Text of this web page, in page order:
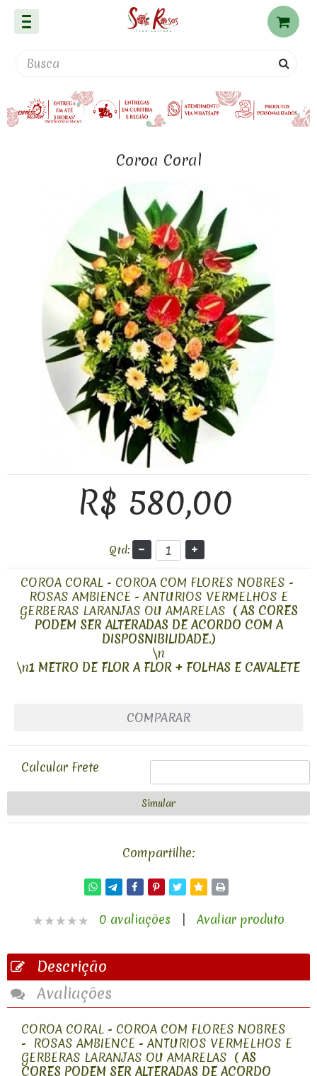
Coroa Coral
R$ 580,00
Qtd:
COROA CORAL - COROA COM FLORES NOBRES -
ROSAS AMBIENCE - ANTURIOS VERMELHOS E
GERBERAS LARANJAS OU AMARELAS ( AS CORES
PODEM SER ALTERADAS DE ACORDO COM A
DISPOSNIBILIDADE.)
\n
\n1 METRO DE FLOR A FLOR + FOLHAS E CAVALETE
COMPARAR
Calcular Frete
Compartilhe:
0 avaliações | Avaliar produto
Descrição
Avaliações
COROA CORAL - COROA COM FLORES NOBRES
- ROSAS AMBIENCE - ANTURIOS VERMELHOS E
GERBERAS LARANJAS OU AMARELAS ( AS
CORES PODEM SER ALTERADAS DE ACORDO